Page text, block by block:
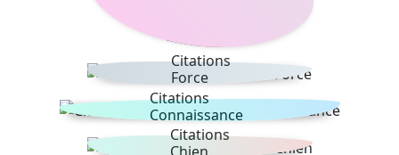
Citations
Force
Citations
Connaissance
Citations